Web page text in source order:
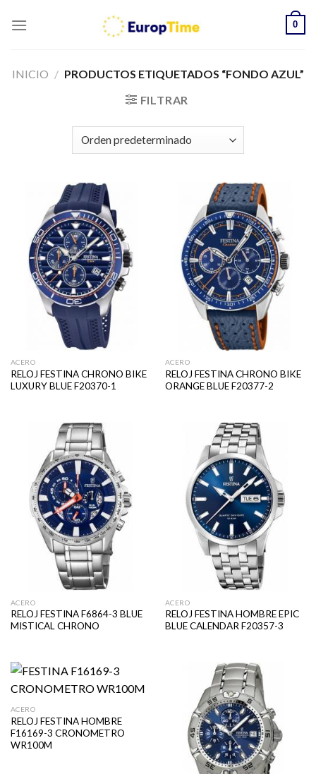
0
INICIO / PRODUCTOS ETIQUETADOS “FONDO AZUL”
FILTRAR
ACERO
RELOJ FESTINA CHRONO BIKE
LUXURY BLUE F20370-1
ACERO
RELOJ FESTINA CHRONO BIKE
ORANGE BLUE F20377-2
ACERO
RELOJ FESTINA F6864-3 BLUE
MISTICAL CHRONO
ACERO
RELOJ FESTINA HOMBRE EPIC
BLUE CALENDAR F20357-3
ACERO
RELOJ FESTINA HOMBRE
F16169-3 CRONOMETRO
WR100M